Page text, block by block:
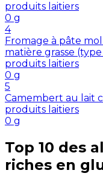
produits laitiers
0 g
4
Fromage à pâte
matière grasse
produits laitiers
0 g
5
Camembert au lait
produits laitiers
0 g
Top 10 des
riches en